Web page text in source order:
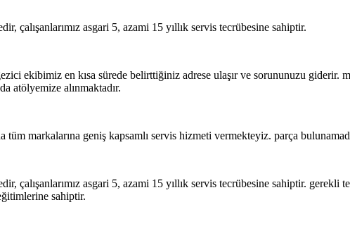
çalışanlarımız asgari 5, azami 15 yıllık servis tecrübesine sahiptir.
ekibimiz en kısa sürede belirttiğiniz adrese ulaşır ve sorununuzu giderir.
atölyemize alınmaktadır.
markalarına geniş kapsamlı servis hizmeti vermekteyiz. parça
çalışanlarımız asgari 5, azami 15 yıllık servis tecrübesine sahiptir.
sahiptir.